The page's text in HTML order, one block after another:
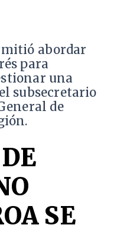
abordar
para
una
subsecretario
de
SE